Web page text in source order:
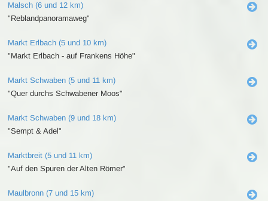
Malsch (6 und 12 km)
"Reblandpanoramaweg"
Markt Erlbach (5 und 10 km)
"Markt Erlbach - auf Frankens Höhe"
Markt Schwaben (5 und 11 km)
"Quer durchs Schwabener Moos"
Markt Schwaben (9 und 18 km)
"Sempt & Adel"
Marktbreit (5 und 11 km)
"Auf den Spuren der Alten Römer"
Maulbronn (7 und 15 km)